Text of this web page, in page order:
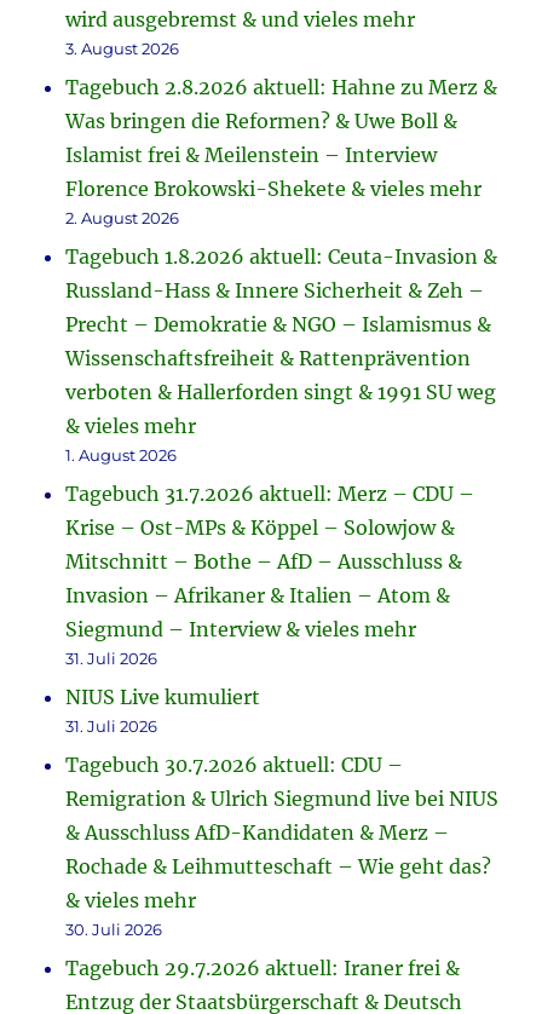
wird ausgebremst & und vieles mehr
3. August 2026
Tagebuch 2.8.2026 aktuell: Hahne zu Merz &
Was bringen die Reformen? & Uwe Boll &
Islamist frei & Meilenstein – Interview
Florence Brokowski-Shekete & vieles mehr
2. August 2026
Tagebuch 1.8.2026 aktuell: Ceuta-Invasion &
Russland-Hass & Innere Sicherheit & Zeh –
Precht – Demokratie & NGO – Islamismus &
Wissenschaftsfreiheit & Rattenprävention
verboten & Hallerforden singt & 1991 SU weg
& vieles mehr
1. August 2026
Tagebuch 31.7.2026 aktuell: Merz – CDU –
Krise – Ost-MPs & Köppel – Solowjow &
Mitschnitt – Bothe – AfD – Ausschluss &
Invasion – Afrikaner & Italien – Atom &
Siegmund – Interview & vieles mehr
31. Juli 2026
NIUS Live kumuliert
31. Juli 2026
Tagebuch 30.7.2026 aktuell: CDU –
Remigration & Ulrich Siegmund live bei NIUS
& Ausschluss AfD-Kandidaten & Merz –
Rochade & Leihmutteschaft – Wie geht das?
& vieles mehr
30. Juli 2026
Tagebuch 29.7.2026 aktuell: Iraner frei &
Entzug der Staatsbürgerschaft & Deutsch